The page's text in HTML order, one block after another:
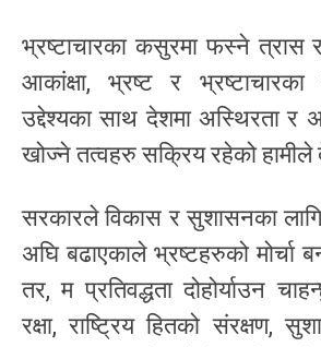
भ्रष्टाचारका कसुरमा फस्ने त्रास
आकांक्षा, भ्रष्ट र भ्रष्टाचारका
उद्देश्यका साथ देशमा अस्थिरता र
खोज्ने तत्वहरु सक्रिय रहेको हामीले
सरकारले विकास र सुशासनका लागि
अघि बढाएकाले भ्रष्टहरुको मोर्चा
तर, म प्रतिवद्धता दोहोर्याउन
रक्षा, राष्ट्रिय हितको संरक्षण,